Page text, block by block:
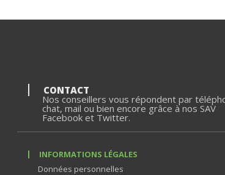
CONTACT
Nos conseillers vous répondent par
chat, mail ou bien encore grâce à nos SAV
Facebook et Twitter.
INFORMATIONS LÉGALES
Données personnelles